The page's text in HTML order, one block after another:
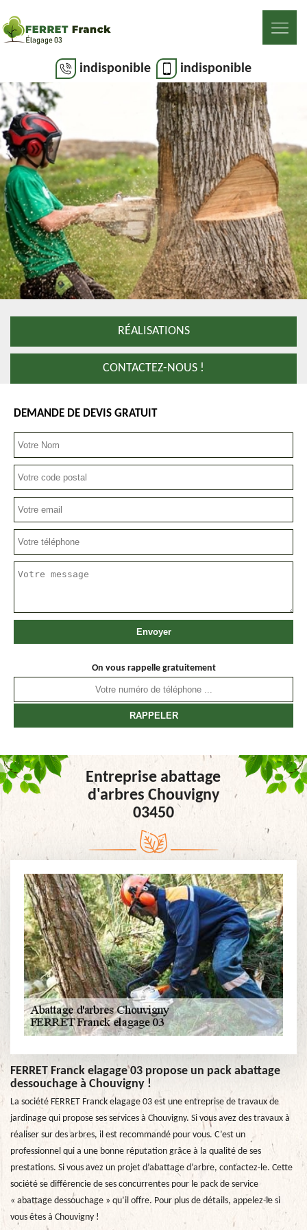
indisponible indisponible
RÉALISATIONS
CONTACTEZ-NOUS !
DEMANDE DE DEVIS GRATUIT
On vous rappelle gratuitement
Entreprise abattage
d'arbres Chouvigny
03450
FERRET Franck elagage 03 propose un pack abattage
dessouchage à Chouvigny !
La société FERRET Franck elagage 03 est une entreprise de travaux de
jardinage qui propose ses services à Chouvigny. Si vous avez des travaux à
réaliser sur des arbres, il est recommandé pour vous. C’est un
professionnel qui a une bonne réputation grâce à la qualité de ses
prestations. Si vous avez un projet d’abattage d’arbre, contactez-le. Cette
société se différencie de ses concurrentes pour le pack de service
« abattage dessouchage » qu’il offre. Pour plus de détails, appelez-le si
vous êtes à Chouvigny !